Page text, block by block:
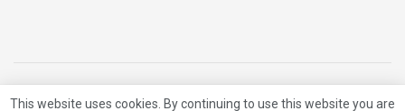
About Advertise Privacy Policy Contact Us
This website uses cookies. By continuing to use this website you are